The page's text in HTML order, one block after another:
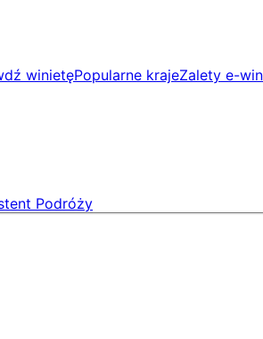
winietęPopularne krajeZalety e-
Podróży